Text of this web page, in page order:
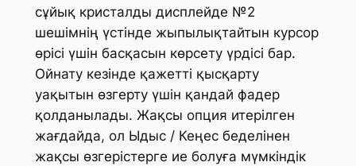
сұйық кристалды дисплейде №2
шешімнің үстінде жыпылықтайтын курсор
өрісі үшін басқасын көрсету үрдісі бар.
Ойнату кезінде қажетті қысқарту
уақытын өзгерту үшін қандай фадер
қолданылады. Жақсы опция итерілген
жағдайда, ол Ыдыс / Кеңес беделінен
жақсы өзгерістерге ие болуға мүмкіндік